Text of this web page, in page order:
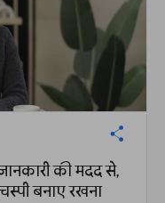
की मदद से,
बनाए रखना